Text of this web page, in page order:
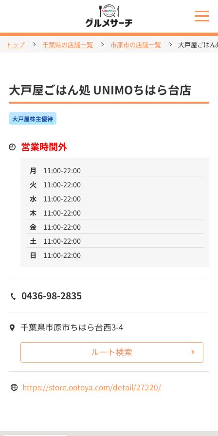
トップ 千葉県の店舗一覧 市原市の店舗一覧 大戸屋ごは
大戸屋ごはん処 UNIMOちはら台店
大戸屋株主優待
営業時間外
月
11:00-22:00
火
11:00-22:00
水
11:00-22:00
木
11:00-22:00
金
11:00-22:00
土
11:00-22:00
日
11:00-22:00
0436-98-2835
千葉県市原市ちはら台西3-4
ルート検索
https://store.ootoya.com/detail/27220/